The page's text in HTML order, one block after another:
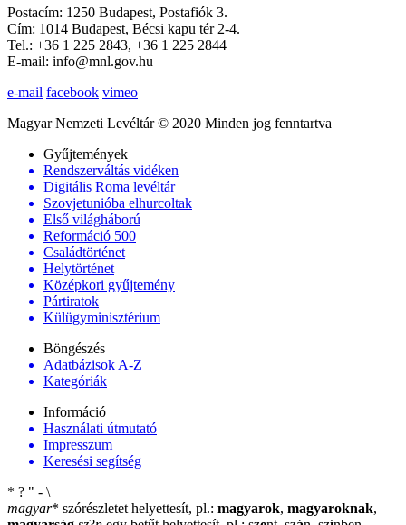
Postacím: 1250 Budapest, Postafiók 3.
Cím: 1014 Budapest, Bécsi kapu tér 2-4.
Tel.: +36 1 225 2843, +36 1 225 2844
E-mail: info@mnl.gov.hu
e-mail facebook vimeo
Magyar Nemzeti Levéltár © 2020 Minden jog fenntartva
Gyűjtemények
Rendszerváltás vidéken
Digitális Roma levéltár
Szovjetunióba elhurcoltak
Első világháború
Reformáció 500
Családtörténet
Helytörténet
Középkori gyűjtemény
Pártiratok
Külügyminisztérium
Böngészés
Adatbázisok A-Z
Kategóriák
Információ
Használati útmutató
Impresszum
Keresési segítség
* ? " - \
magyar* szórészletet helyettesít, pl.: magyarok, magyaroknak,